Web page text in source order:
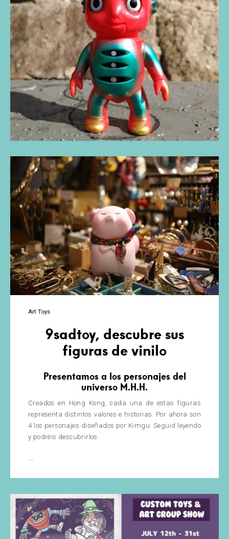
Art Toys
9sadtoy, descubre sus
figuras de vinilo
Presentamos a los personajes del
universo M.H.H.
Creados en Hong Kong, cada una de estas figuras
representa distintos valores e historias. Por ahora son
4 los personajes diseñados por Kimgu. Seguid leyendo
y podréis descubrirlos.
…
sus
figuras
de
vinilo